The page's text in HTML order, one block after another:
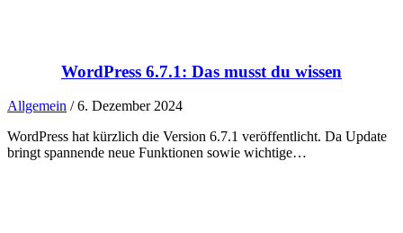
WordPress 6.7.1: Das musst du wissen
Allgemein / 6. Dezember 2024
WordPress hat kürzlich die Version 6.7.1 veröffentlicht. Da Update
bringt spannende neue Funktionen sowie wichtige…